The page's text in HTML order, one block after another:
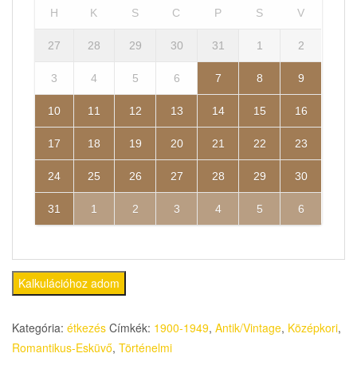
H K S C P S V
27 28 29 30 31 1 2
3 4 5 6 7 8 9
10 11 12 13 14 15 16
17 18 19 20 21 22 23
24 25 26 27 28 29 30
31 1 2 3 4 5 6
Kalkulációhoz adom
Kategória: étkezés Címkék: 1900-1949, Antik/Vintage, Középkori,
Romantikus-Esküvő, Történelmi